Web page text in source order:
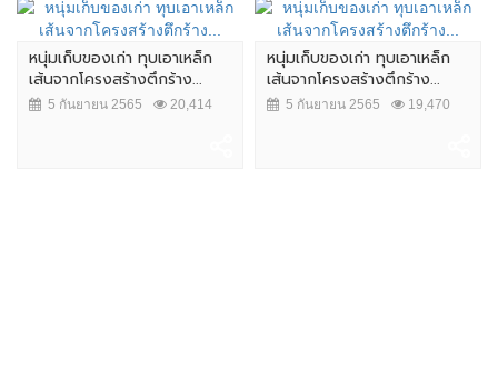
หนุ่มเก็บของเก่า ทุบเอาเหล็ก
เส้นจากโครงสร้างตึกร้าง...
5 กันยายน 2565 20,414
หนุ่มเก็บของเก่า ทุบเอาเหล็ก
เส้นจากโครงสร้างตึกร้าง...
5 กันยายน 2565 19,470